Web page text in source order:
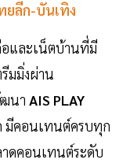
ยลีก-บันเทิง
อและเน็ตบ้านที่มี
มมิ่งผ่าน
นา AIS PLAY
มีคอนเทนต์ครบทุก
ดคอนเทนต์ระดับ